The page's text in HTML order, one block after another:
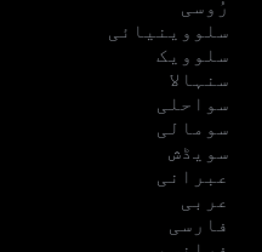
رُوسی
سلووینیائی
سلوویک
سنہالا
سواحلی
سومالی
سویڈش
عبرانی
عربی
فارسی